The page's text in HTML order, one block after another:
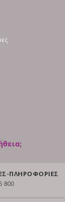
ΠΛΗΡΟΦΟΡΙΕΣ
800